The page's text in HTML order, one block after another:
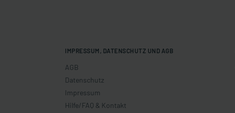
IMPRESSUM, DATENSCHUTZ UND AGB
AGB
Datenschutz
Impressum
Hilfe/FAQ & Kontakt